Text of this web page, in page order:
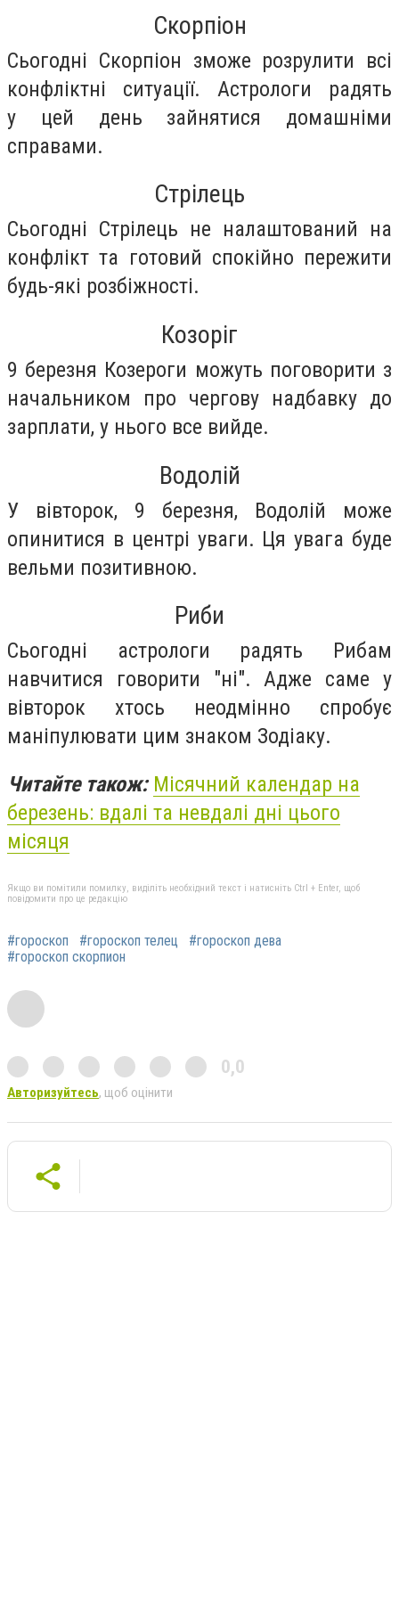
Скорпіон
Сьогодні Скорпіон зможе розрулити всі
конфліктні ситуації. Астрологи радять
у цей день зайнятися домашніми
справами.
Стрілець
Сьогодні Стрілець не налаштований на
конфлікт та готовий спокійно пережити
будь-які розбіжності.
Козоріг
9 березня Козероги можуть поговорити з
начальником про чергову надбавку до
зарплати, у нього все вийде.
Водолій
У вівторок, 9 березня, Водолій може
опинитися в центрі уваги. Ця увага буде
вельми позитивною.
Риби
Сьогодні астрологи радять Рибам
навчитися говорити "ні". Адже саме у
вівторок хтось неодмінно спробує
маніпулювати цим знаком Зодіаку.
Читайте також: Місячний календар на
березень: вдалі та невдалі дні цього
місяця
Якщо ви помітили помилку, виділіть необхідний текст і натисніть Ctrl + Enter, щоб
повідомити про це редакцію
#гороскоп #гороскоп телец
#гороскоп дева
#гороскоп скорпион
0,0
Авторизуйтесь, щоб оцінити